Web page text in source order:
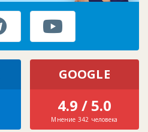
GOOGLE
4.9 / 5.0
Мнение 342 человека